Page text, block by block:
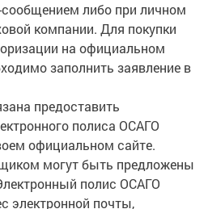
либо при личном
компании. Для покупки
на официальном
заполнить заявление в
предоставить
полиса ОСАГО
официальном сайте.
могут быть предложены
полис ОСАГО
электронной почты,